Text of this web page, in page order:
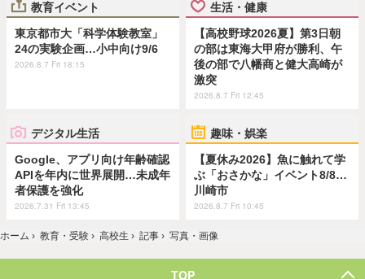
教育イベント
東京都市大「科学体験教室」
24の実験企画…小中向け9/6
2026.8.7 Fri 18:15
生活・健康
【高校野球2026夏】第3日朝
の部は東海大甲府が勝利、午
後の部で八幡商と健大高崎が
激突
2026.8.7 Fri 12:45
デジタル生活
Google、アプリ向け年齢確認
APIを年内に世界展開…未成年
者保護を強化
2026.7.31 Fri 13:45
趣味・娯楽
【夏休み2026】魚に触れて学
ぶ「おさかな」イベント8/8…
川崎市
2026.8.7 Fri 10:45
ホーム › 教育・受験 › 高校生 › 記事 › 写真・画像
TOP